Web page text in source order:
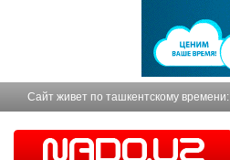
Сайт живет по ташкентскому времени: